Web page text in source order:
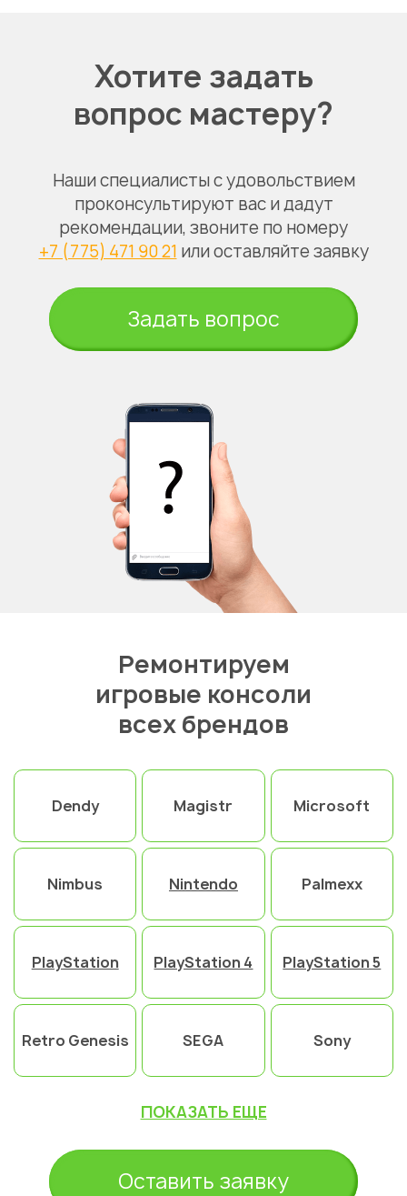
Хотите задать
вопрос мастеру?
Наши специалисты с удовольствием
проконсультируют вас и дадут
рекомендации, звоните по номеру
+7 (775) 471 90 21 или оставляйте заявку
Задать вопрос
Ремонтируем
игровые консоли
всех брендов
Dendy Magistr Microsoft
Nimbus Nintendo Palmexx
PlayStation PlayStation 4 PlayStation 5
Retro Genesis SEGA Sony
ПОКАЗАТЬ ЕЩЕ
Оставить заявку
Укажите из какого вы